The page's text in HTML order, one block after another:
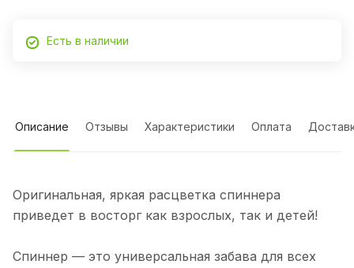
Есть в наличии
Описание Отзывы Характеристики Оплата
Оригинальная, яркая расцветка спиннера
приведет в восторг как взрослых, так и детей!
Спиннер — это универсальная забава для всех